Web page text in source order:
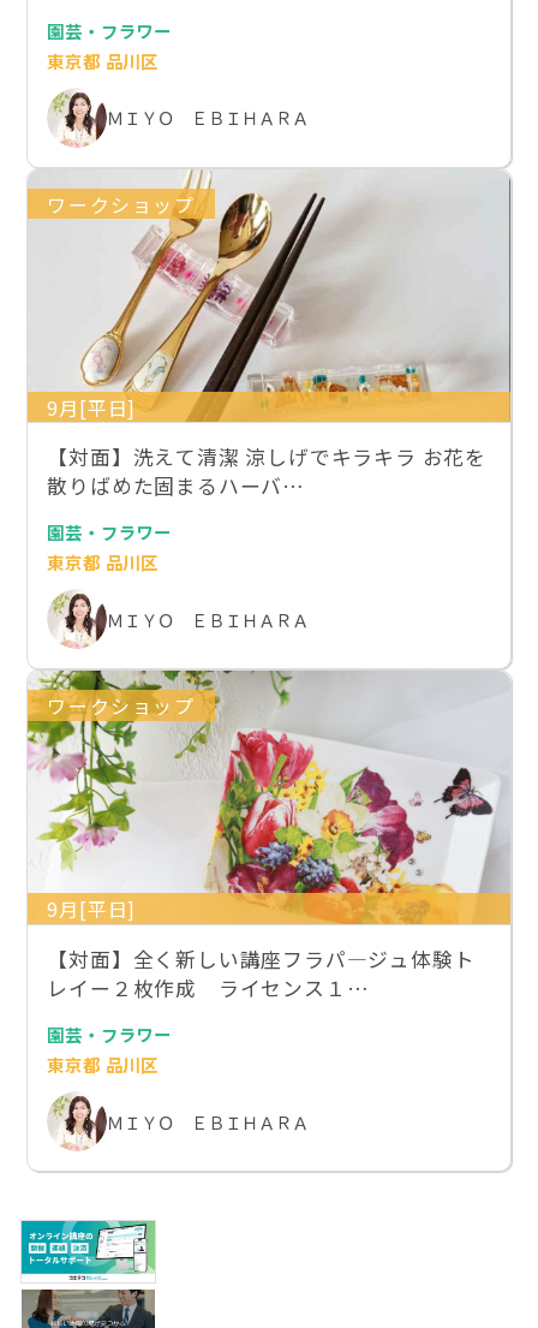
園芸・フラワー
東京都 品川区
ＭＩＹＯ ＥＢＩＨＡＲＡ
ワークショップ
9月[平日]
【対面】洗えて清潔 涼しげでキラキラ お花を
散りばめた固まるハーバ…
園芸・フラワー
東京都 品川区
ＭＩＹＯ ＥＢＩＨＡＲＡ
ワークショップ
9月[平日]
【対面】全く新しい講座フラパ―ジュ体験ト
レイー２枚作成 ライセンス１…
園芸・フラワー
東京都 品川区
ＭＩＹＯ ＥＢＩＨＡＲＡ